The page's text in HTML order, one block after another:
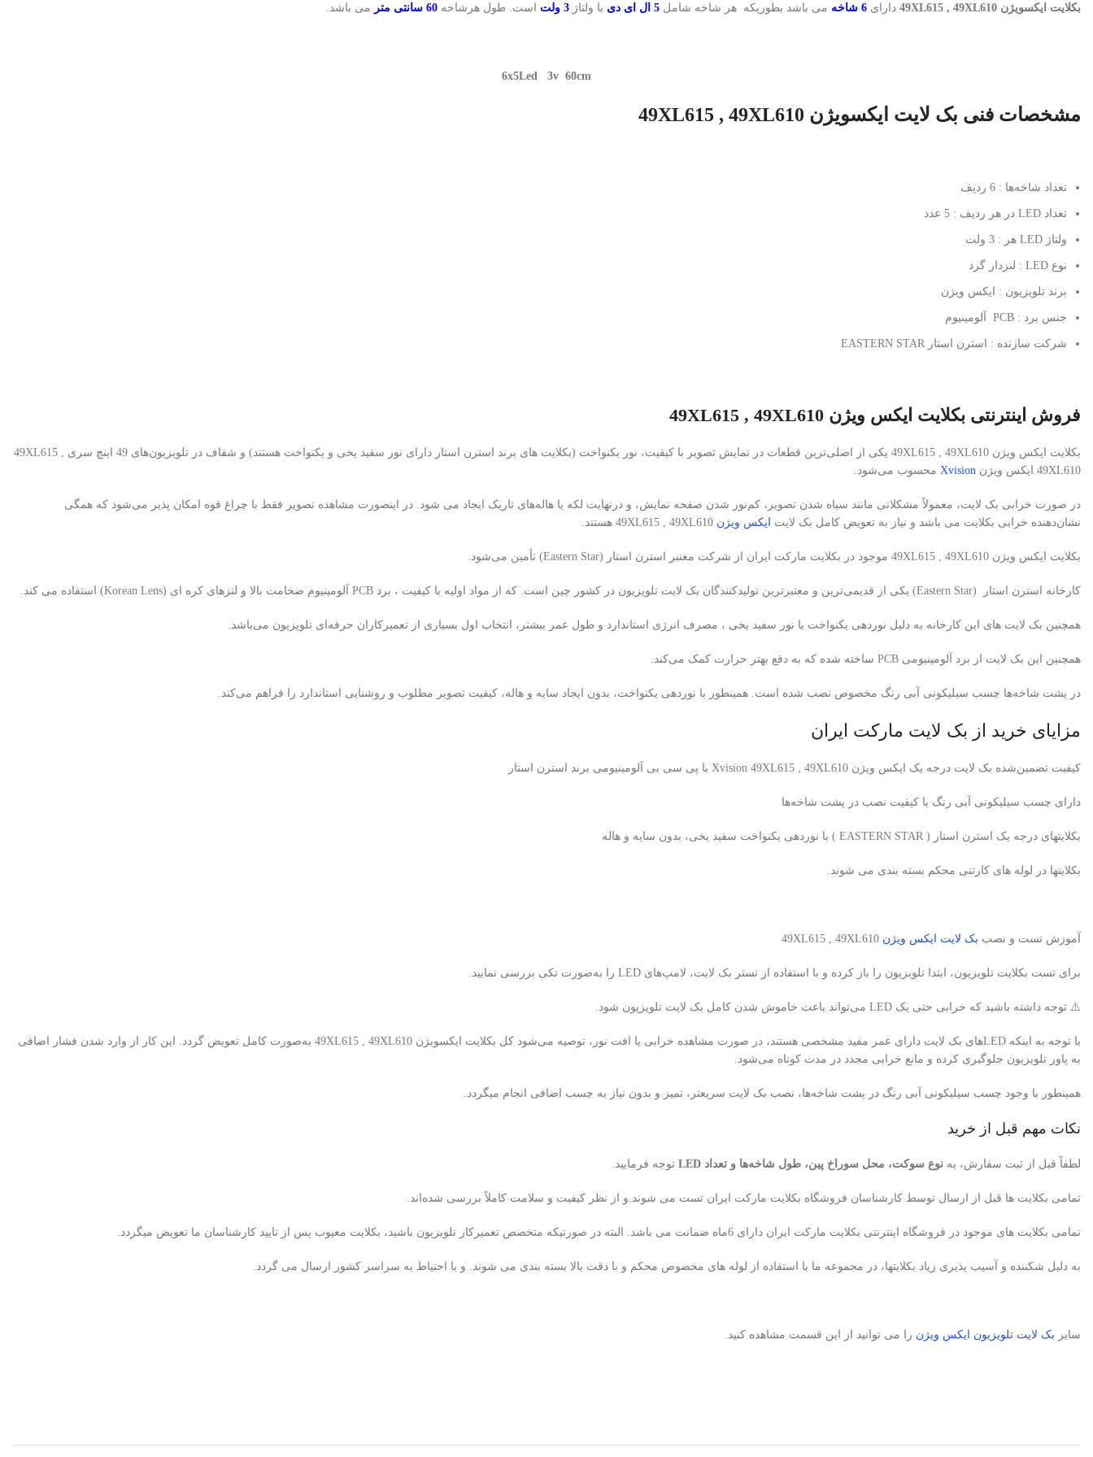
بکلایت ایکسویژن 49XL615 , 49XL610 دارای 6 شاخه می باشد بطوریکه هر شاخه شامل 5 ال ای دی با ولتاژ 3 ولت است. طول هرشاخه 60 سانتی متر می باشد.
6x5Led 3v 60cm
مشخصات فنی بک لایت ایکسویژن 49XL615 , 49XL610
تعداد شاخه‌ها : 6 ردیف
تعداد LED در هر ردیف : 5 عدد
ولتاژ LED هر : 3 ولت
نوع LED : لنزدار گرد
برند تلویزیون : ایکس ویژن
جنس برد : PCB آلومینیوم
شرکت سازنده : استرن استار EASTERN STAR
فروش اینترنتی بکلایت ایکس ویژن 49XL615 , 49XL610
بکلایت ایکس ویژن 49XL615 , 49XL610 یکی از اصلی‌ترین قطعات در نمایش تصویر با کیفیت، نور یکنواخت (بکلایت های برند استرن استار دارای نور سفید یخی و یکنواخت هستند) و شفاف در تلویزیون‌های 49 اینچ سری 49XL615 ,
49XL610 ایکس ویژن
Xvision محسوب می‌شود.
در صورت خرابی بک لایت، معمولاً مشکلاتی مانند سیاه شدن تصویر، کم‌نور شدن صفحه نمایش، و درنهایت لکه یا هاله‌های تاریک ایجاد می شود. در اینصورت مشاهده تصویر فقط با چراغ قوه امکان پذیر می‌شود که همگی
نشان‌دهنده خرابی بکلایت می باشد و نیاز به تعویض کامل بک لایت ایکس ویژن
بکلایت ایکس ویژن 49XL615 , 49XL610 موجود در بکلایت مارکت ایران از شرکت معتبر استرن استار (Eastern Star) تأمین می‌شود.
کارخانه استرن استار (Eastern Star) یکی از قدیمی‌ترین و معتبرترین تولیدکنندگان بک لایت تلویزیون در کشور چین است. که از مواد اولیه با کیفیت ، برد PCB آلومینیوم ضخامت بالا و لنزهای کره ای (Korean Lens) استفاده می کند.
همچنین بک لایت های این کارخانه به دلیل نوردهی یکنواخت با نور سفید یخی ، مصرف انرژی استاندارد و طول عمر بیشتر، انتخاب اول بسیاری از تعمیرکاران حرفه‌ای تلویزیون می‌باشد.
همچنین این بک لایت از برد آلومینیومی PCB ساخته شده که به دفع بهتر حرارت کمک می‌کند.
در پشت شاخه‌ها چسب سیلیکونی آبی رنگ مخصوص نصب شده است. همینطور با نوردهی یکنواخت، بدون ایجاد سایه و هاله، کیفیت تصویر مطلوب و روشنایی استاندارد را فراهم می‌کند.
مزایای خرید از بک لایت مارکت ایران
کیفیت تضمین‌شده بک لایت درجه یک ایکس ویژن Xvision 49XL615 , 49XL610 با پی سی بی آلومینیومی برند استرن استار
دارای چسب سیلیکونی آبی رنگ با کیفیت نصب در پشت شاخه‌ها
بکلایتهای درجه یک استرن استار ( EASTERN STAR ) با نوردهی یکنواخت سفید یخی، بدون سایه و هاله
بکلایتها در لوله های کارتنی محکم بسته بندی می شوند.
آموزش تست و نصب بک لایت ایکس ویژن
برای تست بکلایت تلویزیون، ابتدا تلویزیون را باز کرده و با استفاده از تستر بک لایت، لامپ‌های LED را به‌صورت تکی بررسی نمایید.
⚠️ توجه داشته باشید که خرابی حتی یک LED می‌تواند باعث خاموش شدن کامل بک لایت تلویزیون شود.
با توجه به اینکه LEDهای بک لایت دارای عمر مفید مشخصی هستند، در صورت مشاهده خرابی یا افت نور، توصیه می‌شود کل بکلایت ایکسویژن 49XL615 , 49XL610 به‌صورت کامل تعویض گردد. این کار از وارد شدن فشار اضافی
به پاور تلویزیون جلوگیری کرده و مانع خرابی مجدد در مدت کوتاه می‌شود.
همینطور با وجود چسب سیلیکونی آبی رنگ در پشت شاخه‌ها، نصب بک لایت سریعتر، تمیز و بدون نیاز به چسب اضافی انجام میگردد.
نکات مهم قبل از خرید
لطفاً قبل از ثبت سفارش، به نوع سوکت، محل سوراخ پین، طول شاخه‌ها و تعداد LED توجه فرمایید.
تمامی بکلایت ها قبل از ارسال توسط کارشناسان فروشگاه بکلایت مارکت ایران تست می شوند.و از نظر کیفیت و سلامت کاملاً بررسی شده‌اند.
تمامی بکلایت های موجود در فروشگاه اینترنتی بکلایت مارکت ایران دارای 6ماه ضمانت می باشد. البته در صورتیکه متخصص تعمیرکار تلویزیون باشید، بکلایت معیوب پس از تایید کارشناسان ما تعویض میگردد.
به دلیل شکننده و آسیب پذیری زیاد بکلایتها، در مجموعه ما با استفاده از لوله های مخصوص محکم و با دقت بالا بسته بندی می شوند. و با احتیاط به سراسر کشور ارسال می گردد.
سایر بک لایت تلویزیون ایکس ویژن را می توانید از این قسمت مشاهده کنید.